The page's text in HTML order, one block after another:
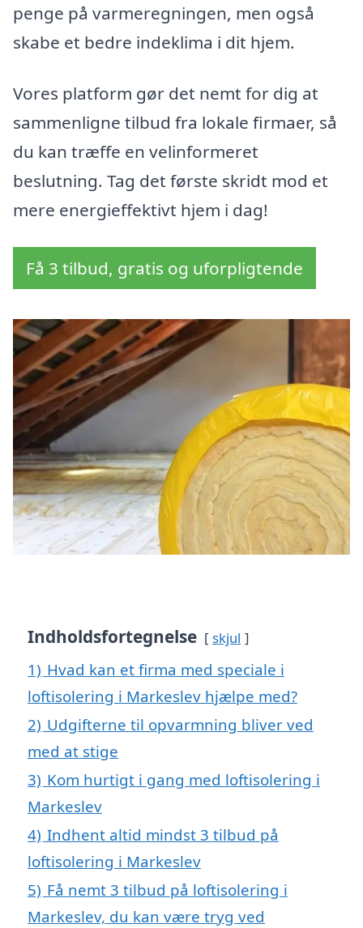
penge på varmeregningen, men også
skabe et bedre indeklima i dit hjem.
Vores platform gør det nemt for dig at
sammenligne tilbud fra lokale firmaer, så
du kan træffe en velinformeret
beslutning. Tag det første skridt mod et
mere energieffektivt hjem i dag!
Få 3 tilbud, gratis og uforpligtende
Indholdsfortegnelse skjul
1) Hvad kan et firma med speciale i
loftisolering i Markeslev hjælpe med?
2) Udgifterne til opvarmning bliver ved
med at stige
3) Kom hurtigt i gang med loftisolering i
Markeslev
4) Indhent altid mindst 3 tilbud på
loftisolering i Markeslev
5) Få nemt 3 tilbud på loftisolering i
Markeslev, du kan være tryg ved